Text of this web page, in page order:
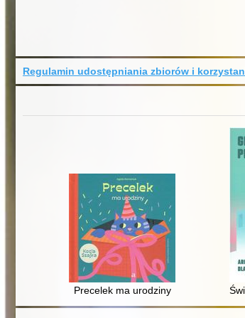
Regulamin udostępniania zbiorów i
Precelek ma urodziny